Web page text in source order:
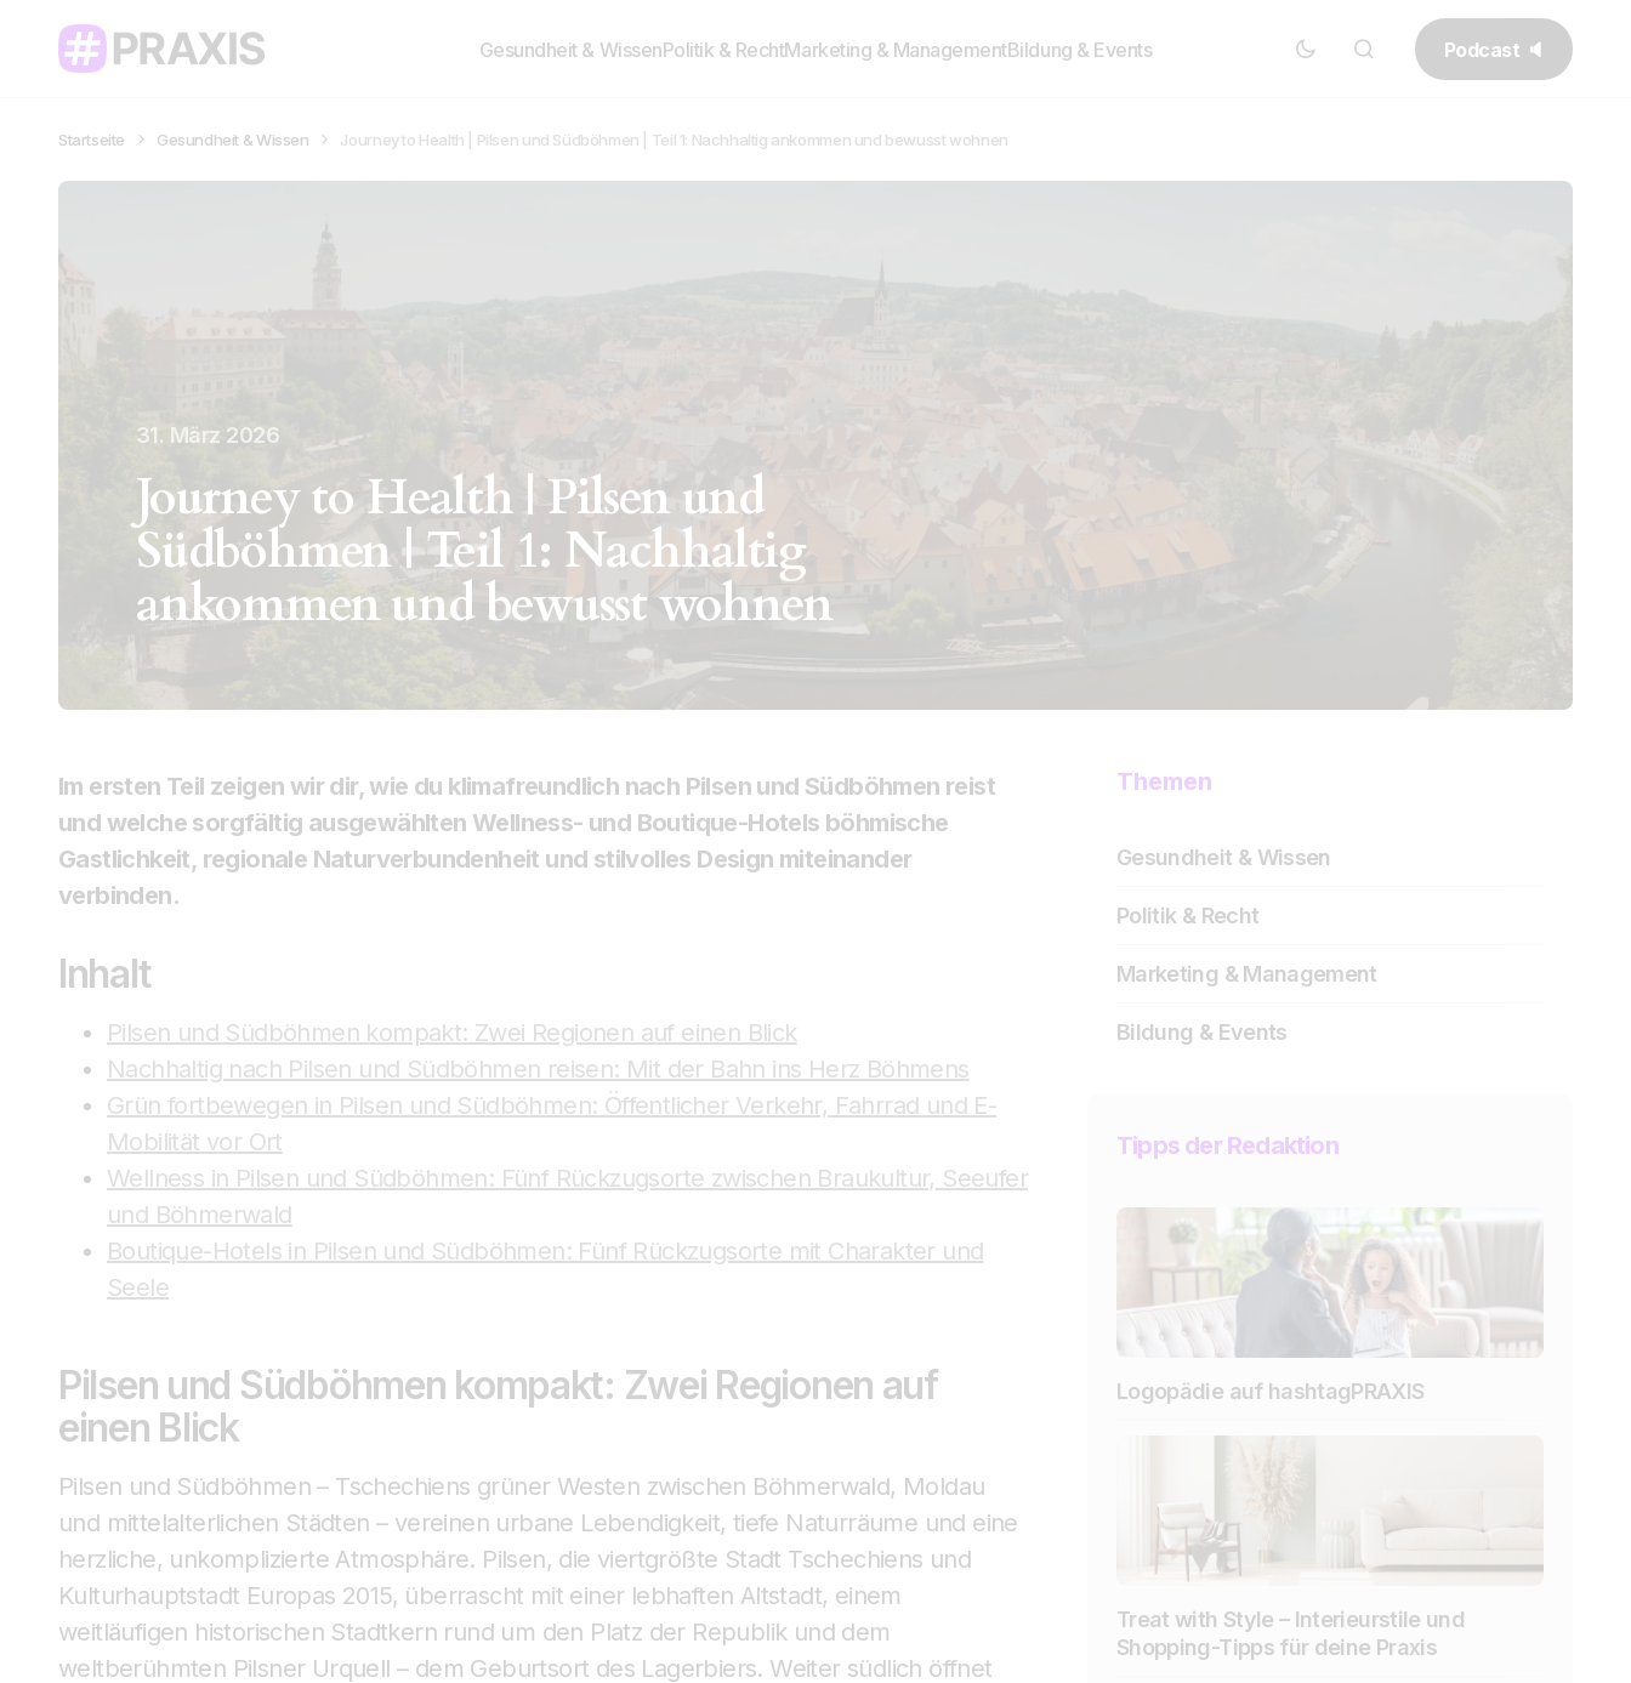
Gesundheit & WissenPolitik & RechtMarketing & ManagementBildung & Events Podcast 🔈
Startseite Gesundheit & Wissen Journey to Health | Pilsen und Südböhmen | Teil 1: Nachhaltig ankommen und bewusst wohnen
31. März 2026
Journey to Health | Pilsen und
Südböhmen | Teil 1: Nachhaltig
ankommen und bewusst wohnen
Im ersten Teil zeigen wir dir, wie du klimafreundlich nach Pilsen und Südböhmen reist
und welche sorgfältig ausgewählten Wellness- und Boutique-Hotels böhmische
Gastlichkeit, regionale Naturverbundenheit und stilvolles Design miteinander
verbinden.
Inhalt
Pilsen und Südböhmen kompakt: Zwei Regionen auf einen Blick
Nachhaltig nach Pilsen und Südböhmen reisen: Mit der Bahn ins Herz Böhmens
Grün fortbewegen in Pilsen und Südböhmen: Öffentlicher Verkehr, Fahrrad und E-
Mobilität vor Ort
Wellness in Pilsen und Südböhmen: Fünf Rückzugsorte zwischen Braukultur, Seeufer
und Böhmerwald
Boutique-Hotels in Pilsen und Südböhmen: Fünf Rückzugsorte mit Charakter und
Seele
Pilsen und Südböhmen kompakt: Zwei Regionen auf
einen Blick
Pilsen und Südböhmen – Tschechiens grüner Westen zwischen Böhmerwald, Moldau
und mittelalterlichen Städten – vereinen urbane Lebendigkeit, tiefe Naturräume und eine
herzliche, unkomplizierte Atmosphäre. Pilsen, die viertgrößte Stadt Tschechiens und
Kulturhauptstadt Europas 2015, überrascht mit einer lebhaften Altstadt, einem
weitläufigen historischen Stadtkern rund um den Platz der Republik und dem
weltberühmten Pilsner Urquell – dem Geburtsort des Lagerbiers. Weiter südlich öffnet
Themen
Gesundheit & Wissen
Politik & Recht
Marketing & Management
Bildung & Events
Tipps der Redaktion
Logopädie auf hashtagPRAXIS
Treat with Style – Interieurstile und
Shopping-Tipps für deine Praxis